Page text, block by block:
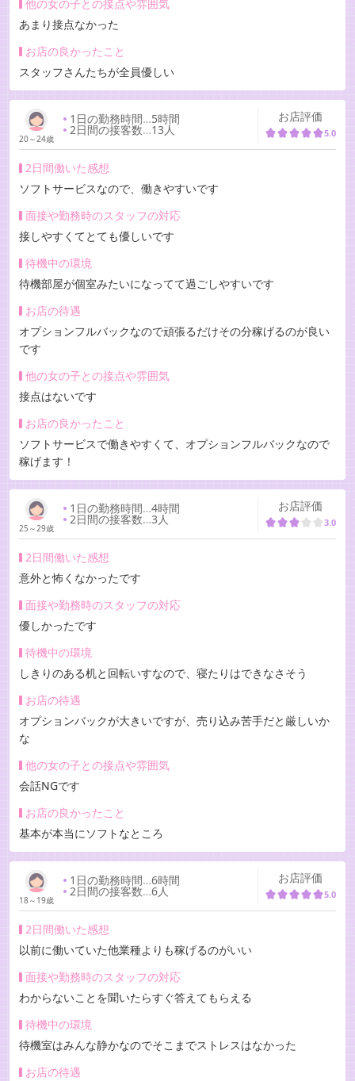
他の女の子との接点や雰囲気
あまり接点なかった
お店の良かったこと
スタッフさんたちが全員優しい
20～24歳
1日の勤務時間…5時間
2日間の接客数…13人
お店評価
5.0
2日間働いた感想
ソフトサービスなので、働きやすいです
面接や勤務時のスタッフの対応
接しやすくてとても優しいです
待機中の環境
待機部屋が個室みたいになってて過ごしやすいです
お店の待遇
オプションフルバックなので頑張るだけその分稼げるのが良い
です
他の女の子との接点や雰囲気
接点はないです
お店の良かったこと
ソフトサービスで働きやすくて、オプションフルバックなので
稼げます！
25～29歳
1日の勤務時間…4時間
2日間の接客数…3人
お店評価
3.0
2日間働いた感想
意外と怖くなかったです
面接や勤務時のスタッフの対応
優しかったです
待機中の環境
しきりのある机と回転いすなので、寝たりはできなさそう
お店の待遇
オプションバックが大きいですが、売り込み苦手だと厳しいか
な
他の女の子との接点や雰囲気
会話NGです
お店の良かったこと
基本が本当にソフトなところ
18～19歳
1日の勤務時間…6時間
2日間の接客数…6人
お店評価
5.0
2日間働いた感想
以前に働いていた他業種よりも稼げるのがいい
面接や勤務時のスタッフの対応
わからないことを聞いたらすぐ答えてもらえる
待機中の環境
待機室はみんな静かなのでそこまでストレスはなかった
お店の待遇